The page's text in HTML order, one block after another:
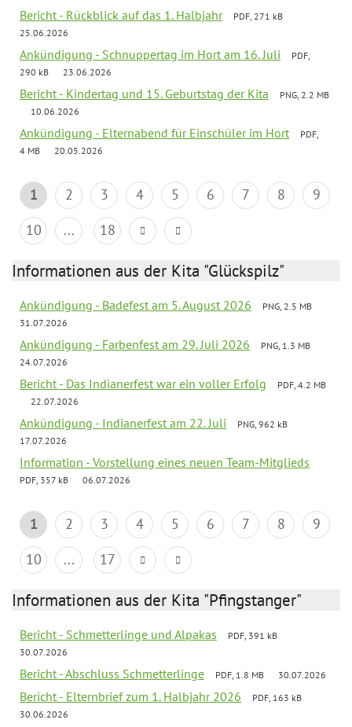
Bericht - Rückblick auf das 1. Halbjahr
PDF, 271 kB
25.06.2026
Ankündigung - Schnuppertag im Hort am 16. Juli
PDF,
290 kB
23.06.2026
Bericht - Kindertag und 15. Geburtstag der Kita
PNG, 2.2 MB
10.06.2026
Ankündigung - Elternabend für Einschüler im Hort
PDF,
4 MB
20.05.2026
1 2 3 4 5 6 7 8
9
10
... 18
Informationen aus der Kita "Glückspilz"
Ankündigung - Badefest am 5. August 2026
PNG, 2.5 MB
31.07.2026
Ankündigung - Farbenfest am 29. Juli 2026
PNG, 1.3 MB
24.07.2026
Bericht - Das Indianerfest war ein voller Erfolg
PDF, 4.2 MB
22.07.2026
Ankündigung - Indianerfest am 22. Juli
PNG, 962 kB
17.07.2026
Information - Vorstellung eines neuen Team-Mitglieds
PDF, 357 kB 06.07.2026
1 2 3 4 5 6 7 8
9
10
... 17
Informationen aus der Kita "Pfingstanger"
Bericht - Schmetterlinge und Alpakas
PDF, 391 kB
30.07.2026
Bericht - Abschluss Schmetterlinge PDF, 1.8 MB 30.07.2026
Bericht - Elternbrief zum 1. Halbjahr 2026
PDF, 163 kB
30.06.2026